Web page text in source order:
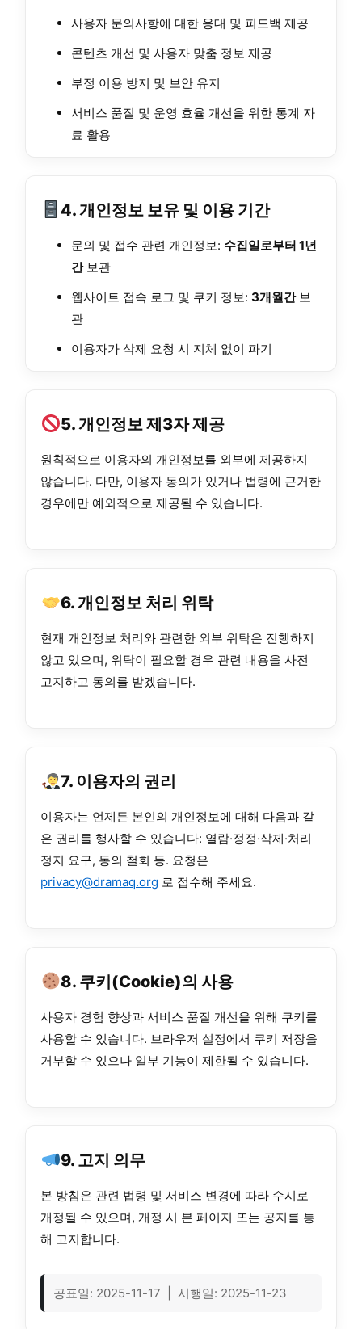
사용자 문의사항에 대한 응대 및 피드백 제공
콘텐츠 개선 및 사용자 맞춤 정보 제공
부정 이용 방지 및 보안 유지
서비스 품질 및 운영 효율 개선을 위한 통계 자
료 활용
4. 개인정보 보유 및 이용 기간
문의 및 접수 관련 개인정보: 수집일로부터 1년
간보관
웹사이트 접속 로그 및 쿠키 정보: 3개월간보
관
이용자가 삭제 요청 시 지체 없이 파기
5. 개인정보 제3자 제공
원칙적으로 이용자의 개인정보를 외부에 제공하지
않습니다. 다만, 이용자 동의가 있거나 법령에 근거한
경우에만 예외적으로 제공될 수 있습니다.
6. 개인정보 처리 위탁
현재 개인정보 처리와 관련한 외부 위탁은 진행하지
않고 있으며, 위탁이 필요할 경우 관련 내용을 사전
고지하고 동의를 받겠습니다.
7. 이용자의 권리
이용자는 언제든 본인의 개인정보에 대해 다음과 같
은 권리를 행사할 수 있습니다: 열람·정정·삭제·처리
정지 요구, 동의 철회 등. 요청은
privacy@dramaq.org 로 접수해 주세요.
8. 쿠키(Cookie)의 사용
사용자 경험 향상과 서비스 품질 개선을 위해 쿠키를
사용할 수 있습니다. 브라우저 설정에서 쿠키 저장을
거부할 수 있으나 일부 기능이 제한될 수 있습니다.
9. 고지 의무
본 방침은 관련 법령 및 서비스 변경에 따라 수시로
개정될 수 있으며, 개정 시 본 페이지 또는 공지를 통
해 고지합니다.
공표일: 2025-11-17 | 시행일: 2025-11-23